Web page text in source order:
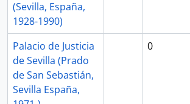
(Sevilla, España,
1928-1990)
Palacio de Justicia
de Sevilla (Prado
de San Sebastián,
Sevilla España,
0